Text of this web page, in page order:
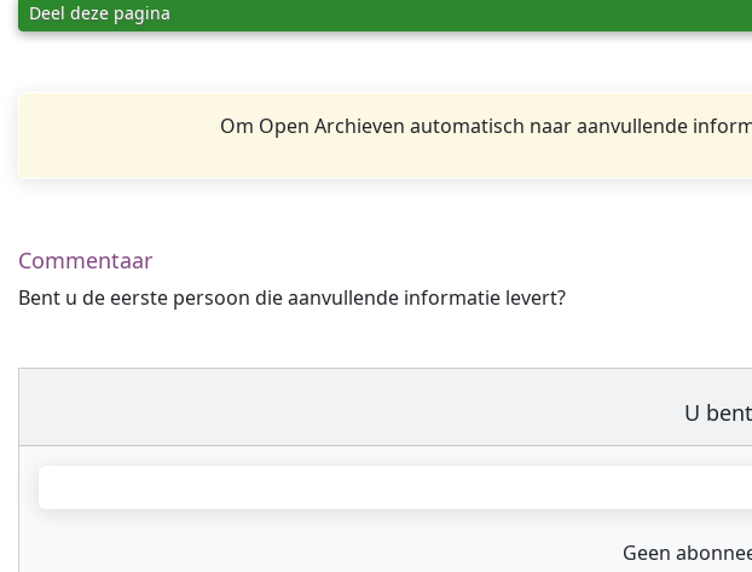
Deel deze pagina
Om Open Archieven automatisch naar aanvullende
Commentaar
Bent u de eerste persoon die aanvullende informatie levert?
U
Geen